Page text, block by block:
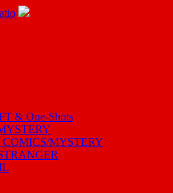
& One-Shots
COMICS/MYSTERY